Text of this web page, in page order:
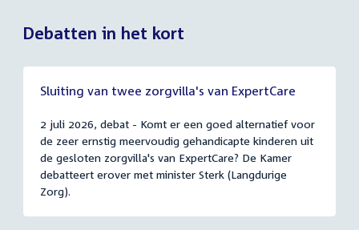
Debatten in het kort
Sluiting van twee zorgvilla's van ExpertCare
2 juli 2026, debat - Komt er een goed alternatief voor
de zeer ernstig meervoudig gehandicapte kinderen uit
de gesloten zorgvilla's van ExpertCare? De Kamer
debatteert erover met minister Sterk (Langdurige
Zorg).